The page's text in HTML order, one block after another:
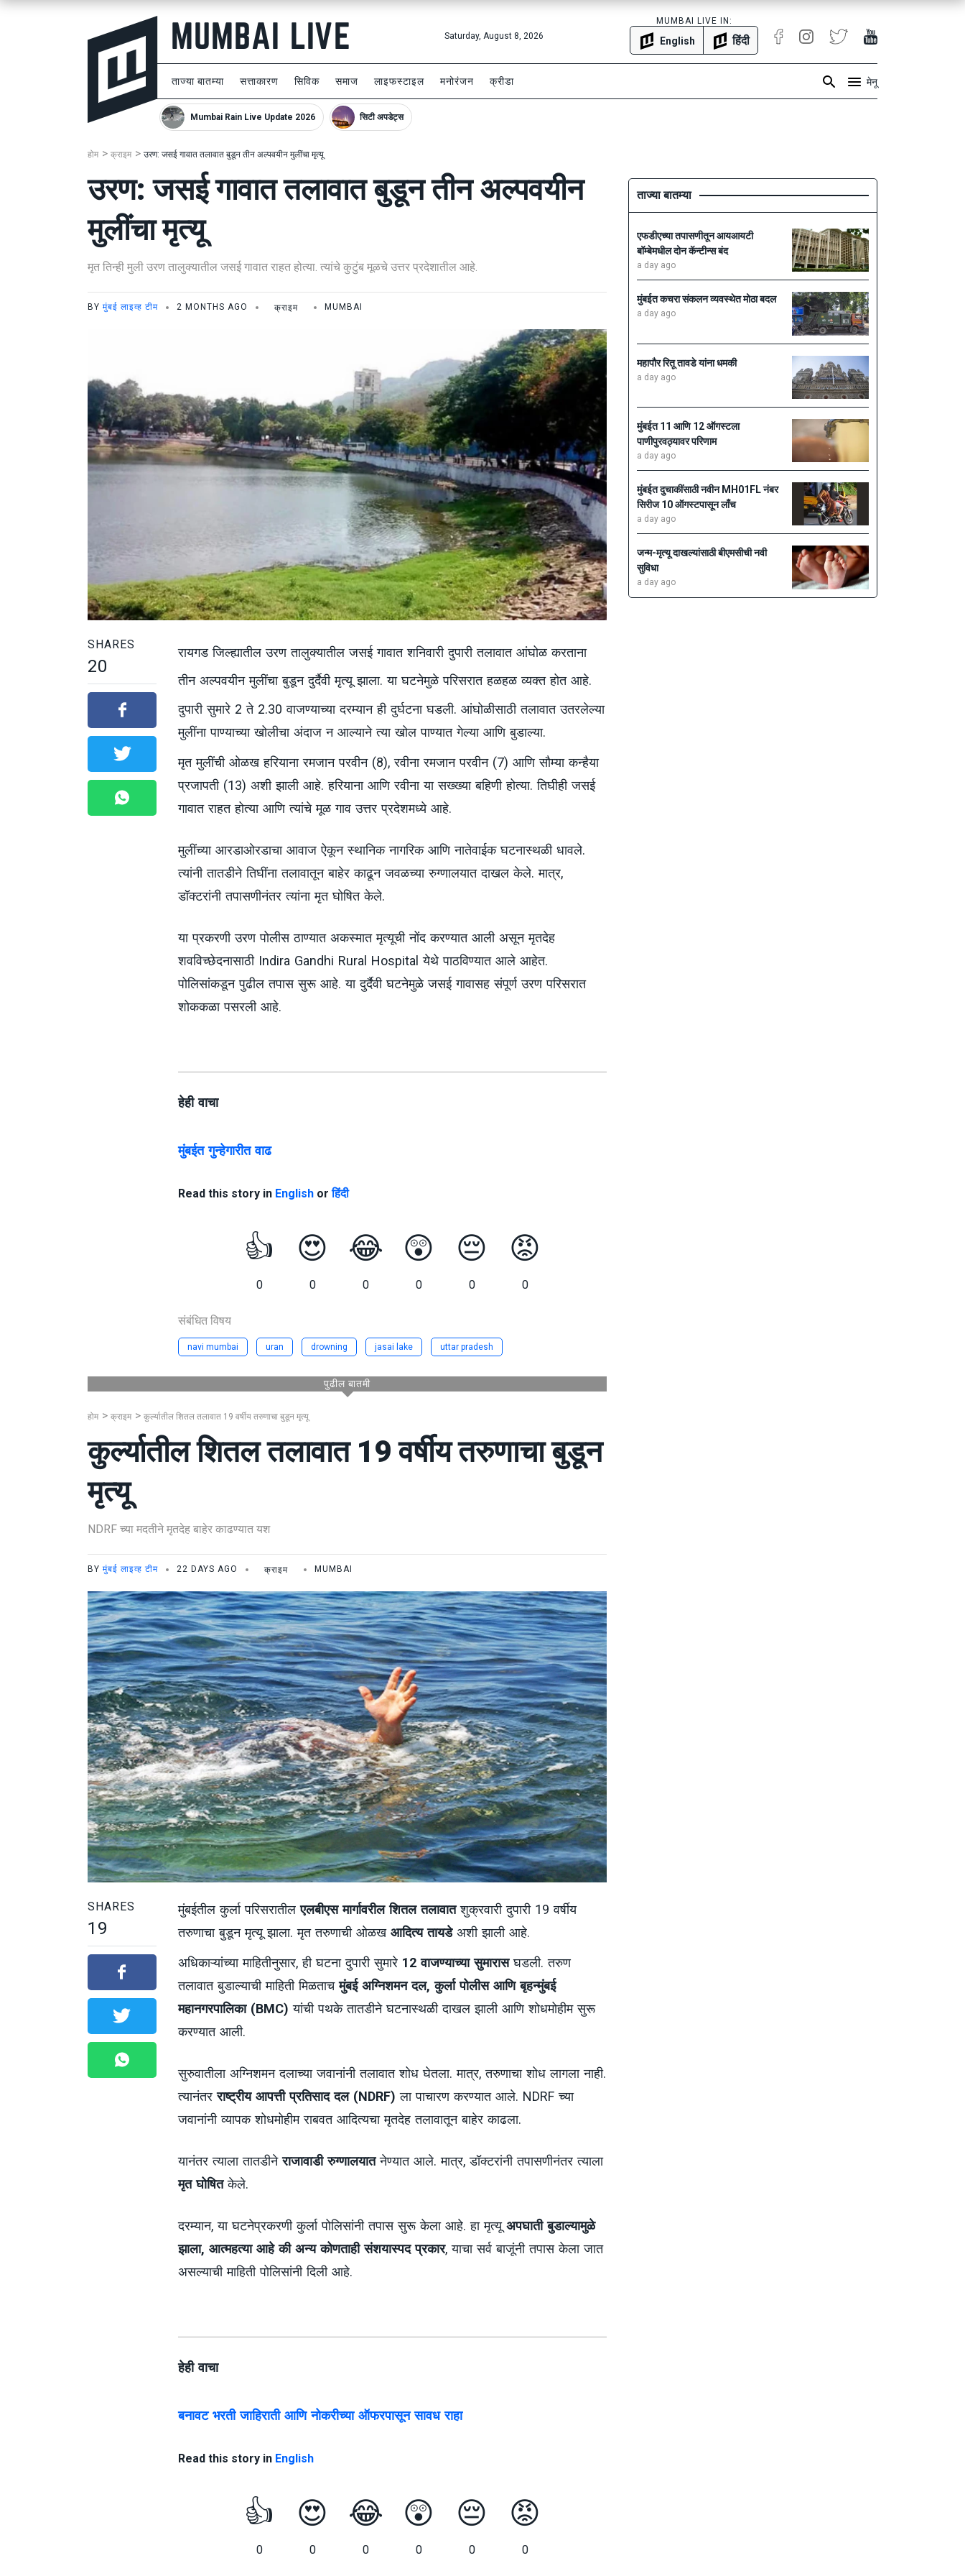
Saturday, August 8, 2026
MUMBAI LIVE IN:
English हिंदी
ताज्या बातम्या सत्ताकारण सिविक समाज लाइफस्टाइल मनोरंजन क्रीडा मेनू
Mumbai Rain Live Update 2026 सिटी अपडेट्स
होम क्राइम उरण: जसई गावात तलावात बुडून तीन अल्पवयीन मुलींचा मृत्यू
उरण: जसई गावात तलावात बुडून तीन अल्पवयीन
मुलींचा मृत्यू
मृत तिन्ही मुली उरण तालुक्यातील जसई गावात राहत होत्या. त्यांचे कुटुंब मूळचे उत्तर प्रदेशातील आहे.
BY मुंबई लाइव्ह टीम 2 MONTHS AGO क्राइम MUMBAI
SHARES
20
रायगड जिल्ह्यातील उरण तालुक्यातील जसई गावात शनिवारी दुपारी तलावात आंघोळ करताना
तीन अल्पवयीन मुलींचा बुडून दुर्दैवी मृत्यू झाला. या घटनेमुळे परिसरात हळहळ व्यक्त होत आहे.
दुपारी सुमारे 2 ते 2.30 वाजण्याच्या दरम्यान ही दुर्घटना घडली. आंघोळीसाठी तलावात उतरलेल्या
मुलींना पाण्याच्या खोलीचा अंदाज न आल्याने त्या खोल पाण्यात गेल्या आणि बुडाल्या.
मृत मुलींची ओळख हरियाना रमजान परवीन (8), रवीना रमजान परवीन (7) आणि सौम्या कन्हैया
प्रजापती (13) अशी झाली आहे. हरियाना आणि रवीना या सख्ख्या बहिणी होत्या. तिघीही जसई
गावात राहत होत्या आणि त्यांचे मूळ गाव उत्तर प्रदेशमध्ये आहे.
मुलींच्या आरडाओरडाचा आवाज ऐकून स्थानिक नागरिक आणि नातेवाईक घटनास्थळी धावले.
त्यांनी तातडीने तिघींना तलावातून बाहेर काढून जवळच्या रुग्णालयात दाखल केले. मात्र,
डॉक्टरांनी तपासणीनंतर त्यांना मृत घोषित केले.
या प्रकरणी उरण पोलीस ठाण्यात अकस्मात मृत्यूची नोंद करण्यात आली असून मृतदेह
शवविच्छेदनासाठी Indira Gandhi Rural Hospital येथे पाठविण्यात आले आहेत.
पोलिसांकडून पुढील तपास सुरू आहे. या दुर्दैवी घटनेमुळे जसई गावासह संपूर्ण उरण परिसरात
शोककळा पसरली आहे.
हेही वाचा
मुंबईत गुन्हेगारीत वाढ
Read this story in Englishorहिंदी
👍
0
😍
0
😂
0
😲
0
😔
0
😡
0
संबंधित विषय
navi mumbai uran drowning jasai lake uttar pradesh
पुढील बातमी
होम क्राइम कुर्ल्यातील शितल तलावात 19 वर्षीय तरुणाचा बुडून मृत्यू
कुर्ल्यातील शितल तलावात 19 वर्षीय तरुणाचा बुडून
मृत्यू
NDRF च्या मदतीने मृतदेह बाहेर काढण्यात यश
BY मुंबई लाइव्ह टीम 22 DAYS AGO क्राइम MUMBAI
SHARES
19
मुंबईतील कुर्ला परिसरातीलएलबीएस मार्गावरील शितल तलावातशुक्रवारी दुपारी 19 वर्षीय
तरुणाचा बुडून मृत्यू झाला. मृत तरुणाची ओळख आदित्य तायडेअशी झाली आहे.
अधिकाऱ्यांच्या माहितीनुसार, ही घटना दुपारी सुमारे 12 वाजण्याच्या सुमारासघडली. तरुण
तलावात बुडाल्याची माहिती मिळताचमुंबई अग्निशमन दल, कुर्ला पोलीस आणि बृहन्मुंबई
महानगरपालिका (BMC) यांची पथके तातडीने घटनास्थळी दाखल झाली आणि शोधमोहीम सुरू
करण्यात आली.
सुरुवातीला अग्निशमन दलाच्या जवानांनी तलावात शोध घेतला. मात्र, तरुणाचा शोध लागला नाही.
त्यानंतरराष्ट्रीय आपत्ती प्रतिसाद दल (NDRF) ला पाचारण करण्यात आले. NDRF च्या
जवानांनी व्यापक शोधमोहीम राबवत आदित्यचा मृतदेह तलावातून बाहेर काढला.
यानंतर त्याला तातडीनेराजावाडी रुग्णालयातनेण्यात आले. मात्र, डॉक्टरांनी तपासणीनंतर त्याला
मृत घोषितकेले.
दरम्यान, या घटनेप्रकरणी कुर्ला पोलिसांनी तपास सुरू केला आहे. हा मृत्यू अपघाती बुडाल्यामुळे
झाला, आत्महत्या आहे की अन्य कोणताही संशयास्पद प्रकार, याचा सर्व बाजूंनी तपास केला जात
असल्याची माहिती पोलिसांनी दिली आहे.
हेही वाचा
बनावट भरती जाहिराती आणि नोकरीच्या ऑफरपासून सावध राहा
Read this story in English
👍
0
😍
0
😂
0
😲
0
😔
0
😡
0
ताज्या बातम्या
एफडीएच्या तपासणीतून आयआयटी
बॉम्बेमधील दोन कॅन्टीन्स बंद
a day ago
मुंबईत कचरा संकलन व्यवस्थेत मोठा बदल
a day ago
महापौर रितू तावडे यांना धमकी
a day ago
मुंबईत 11 आणि 12 ऑगस्टला
पाणीपुरवठ्यावर परिणाम
a day ago
मुंबईत दुचाकींसाठी नवीन MH01FL नंबर
सिरीज 10 ऑगस्टपासून लाँच
a day ago
जन्म-मृत्यू दाखल्यांसाठी बीएमसीची नवी
सुविधा
a day ago